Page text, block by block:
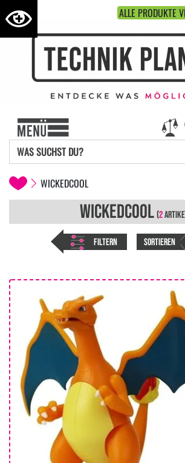
ALLE PRODUKTE
WICKEDCOOL
FILTERN
WICKEDCOOL (2
SORTIEREN